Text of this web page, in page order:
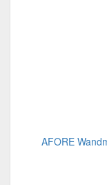
AFORE